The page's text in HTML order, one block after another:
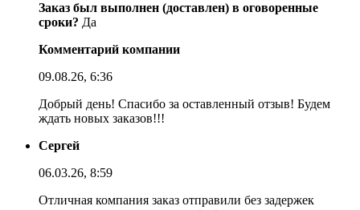
Заказ был выполнен (доставлен) в оговоренные
сроки? Да
Комментарий компании
09.08.26, 6:36
Добрый день! Спасибо за оставленный отзыв! Будем
ждать новых заказов!!!
Сергей
06.03.26, 8:59
Отличная компания заказ отправили без задержек